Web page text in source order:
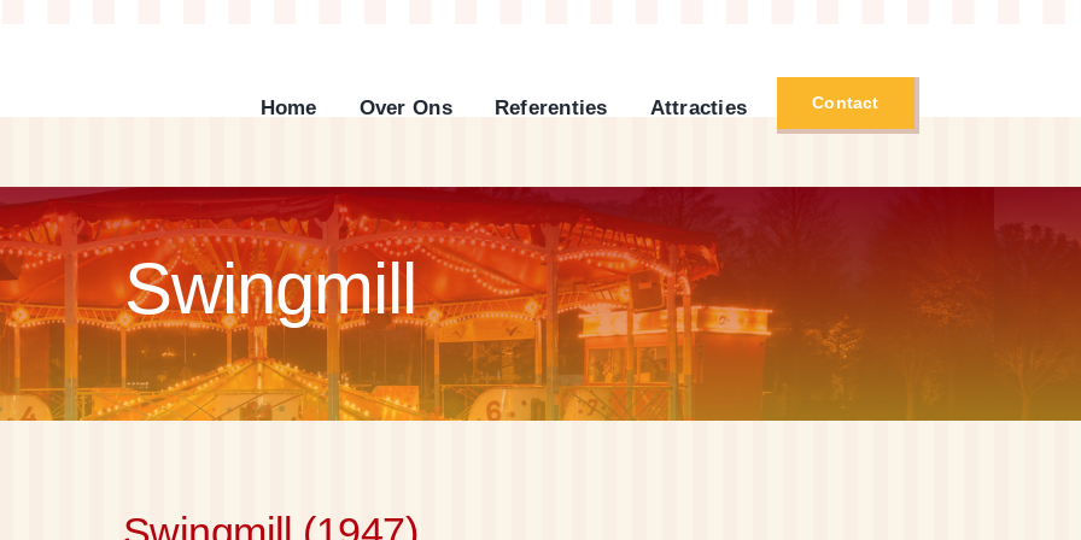
Home Over Ons Referenties Attracties Contact
Swingmill